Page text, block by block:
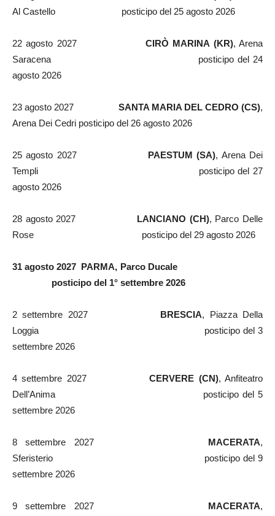
Al Castello posticipo del 25 agosto 2026
22 agosto 2027CIRÒ MARINA (KR), Arena
Saracena posticipo del 24
agosto 2026
23 agosto 2027 SANTA MARIA DEL CEDRO (CS),
Arena Dei Cedri posticipo del 26 agosto 2026
25 agosto 2027 PAESTUM (SA), Arena Dei
Templi posticipo del 27
agosto 2026
28 agosto 2027 LANCIANO (CH), Parco Delle
Rose posticipo del 29 agosto 2026
31 agosto 2027 PARMA, Parco Ducale
posticipo del 1° settembre 2026
2 settembre 2027 BRESCIA, Piazza Della
Loggia posticipo del 3
settembre 2026
4 settembre 2027CERVERE (CN), Anfiteatro
Dell’Anima posticipo del 5
settembre 2026
8 settembre 2027 MACERATA,
Sferisterio posticipo del 9
settembre 2026
9 settembre 2027 MACERATA,